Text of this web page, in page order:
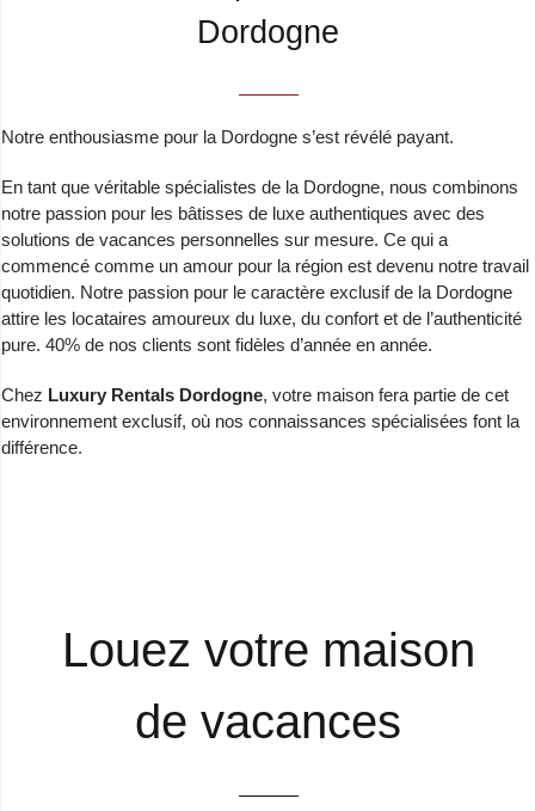
Dordogne
Notre enthousiasme pour la Dordogne s’est révélé payant.
En tant que véritable spécialistes de la Dordogne, nous combinons
notre passion pour les bâtisses de luxe authentiques avec des
solutions de vacances personnelles sur mesure. Ce qui a
commencé comme un amour pour la région est devenu notre travail
quotidien. Notre passion pour le caractère exclusif de la Dordogne
attire les locataires amoureux du luxe, du confort et de l’authenticité
pure. 40% de nos clients sont fidèles d’année en année.
Chez Luxury Rentals Dordogne, votre maison fera partie de cet
environnement exclusif, où nos connaissances spécialisées font la
différence.
Louez votre maison
de vacances